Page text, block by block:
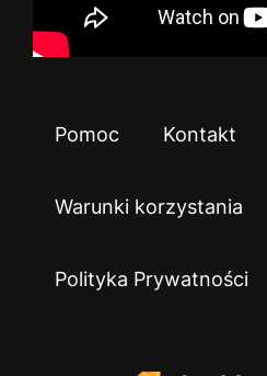
Pomoc Kontakt
Warunki korzystania
Polityka Prywatności